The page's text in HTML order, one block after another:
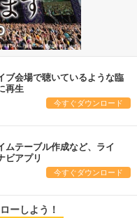
ブ会場で聴いているような臨
再生
今すぐダウンロード
ムテーブル作成など、ライ
ビアプリ
今すぐダウンロード
ーしよう！